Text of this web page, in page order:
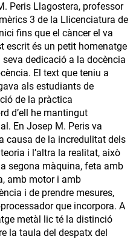
Peris Llagostera, professor
3 de la Llicenciatura de
fins que el càncer el va
escrit és un petit homenatge
dedicació a la docència
El text que teniu a
als estudiants de
de la pràctica
d’ell he mantingut
En Josep M. Peris va
causa de la incredulitat dels
i l’altra la realitat, això
segona màquina, feta amb
amb motor i amb
i de prendre mesures,
que incorpora. A
metàl lic té la distinció
la taula del despatx del